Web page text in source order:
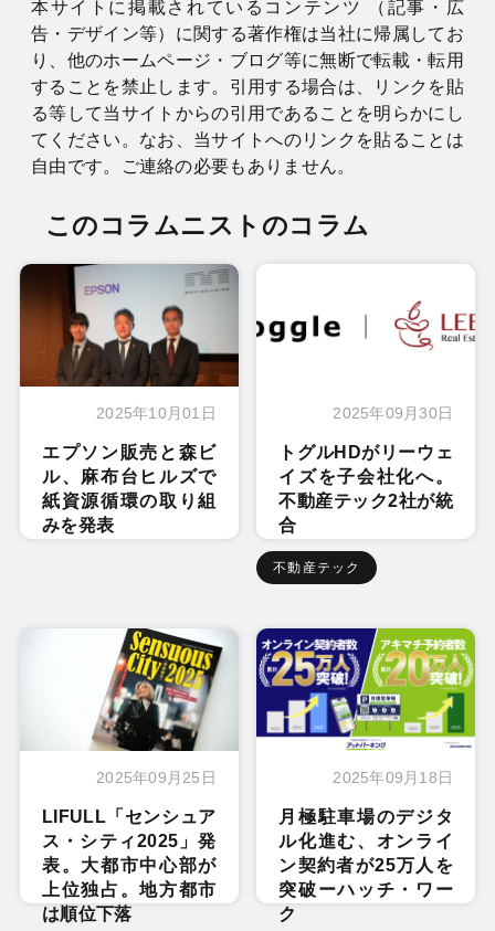
本サイトに掲載されているコンテンツ （記事・広
告・デザイン等）に関する著作権は当社に帰属してお
り、他のホームページ・ブログ等に無断で転載・転用
することを禁止します。引用する場合は、リンクを貼
る等して当サイトからの引用であることを明らかにし
てください。なお、当サイトへのリンクを貼ることは
自由です。ご連絡の必要もありません。
このコラムニストのコラム
2025年10月01日
エプソン販売と森ビ
ル、麻布台ヒルズで
紙資源循環の取り組
みを発表
2025年09月30日
トグルHDがリーウェ
イズを子会社化へ。
不動産テック2社が統
合
不動産テック
2025年09月25日
LIFULL「センシュア
ス・シティ2025」発
表。大都市中心部が
上位独占。地方都市
は順位下落
2025年09月18日
月極駐車場のデジタ
ル化進む、オンライ
ン契約者が25万人を
突破ーハッチ・ワー
ク